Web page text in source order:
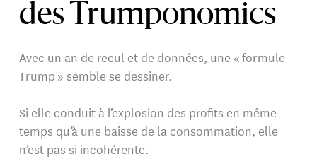
des Trumponomics
Avec un an de recul et de données, une « formule
Trump » semble se dessiner.
Si elle conduit à l’explosion des profits en même
temps qu’à une baisse de la consommation, elle
n’est pas si incohérente.